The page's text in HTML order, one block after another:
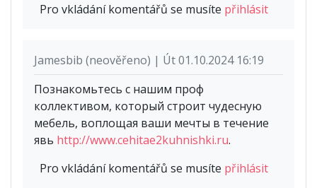
Pro vkládání komentářů se musíte přihlásit
Jamesbib (neověřeno) | Út 01.10.2024 16:19
Познакомьтесь с нашим проф
коллективом, который строит чудесную
мебель, воплощая ваши мечты в течение
явь http://www.cehitae2kuhnishki.ru.
Pro vkládání komentářů se musíte přihlásit